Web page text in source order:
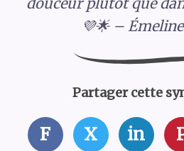
💜🌟 –
Partager cette
F X in